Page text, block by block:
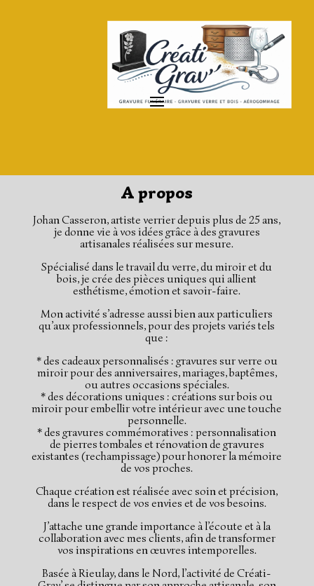
A propos
Johan Casseron, artiste verrier depuis plus de 25 ans,
je donne vie à vos idées grâce à des gravures
artisanales réalisées sur mesure.
Spécialisé dans le travail du verre, du miroir et du
bois, je crée des pièces uniques qui allient
esthétisme, émotion et savoir-faire.
Mon activité s’adresse aussi bien aux particuliers
qu’aux professionnels, pour des projets variés tels
que :
* des cadeaux personnalisés : gravures sur verre ou
miroir pour des anniversaires, mariages, baptêmes,
ou autres occasions spéciales.
* des décorations uniques : créations sur bois ou
miroir pour embellir votre intérieur avec une touche
personnelle.
* des gravures commémoratives : personnalisation
de pierres tombales et rénovation de gravures
existantes (rechampissage) pour honorer la mémoire
de vos proches.
Chaque création est réalisée avec soin et précision,
dans le respect de vos envies et de vos besoins.
J’attache une grande importance à l’écoute et à la
collaboration avec mes clients, afin de transformer
vos inspirations en œuvres intemporelles.
Basée à Rieulay, dans le Nord, l’activité de Créati-